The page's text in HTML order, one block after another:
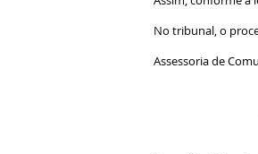
No tribunal, o
Assessoria de